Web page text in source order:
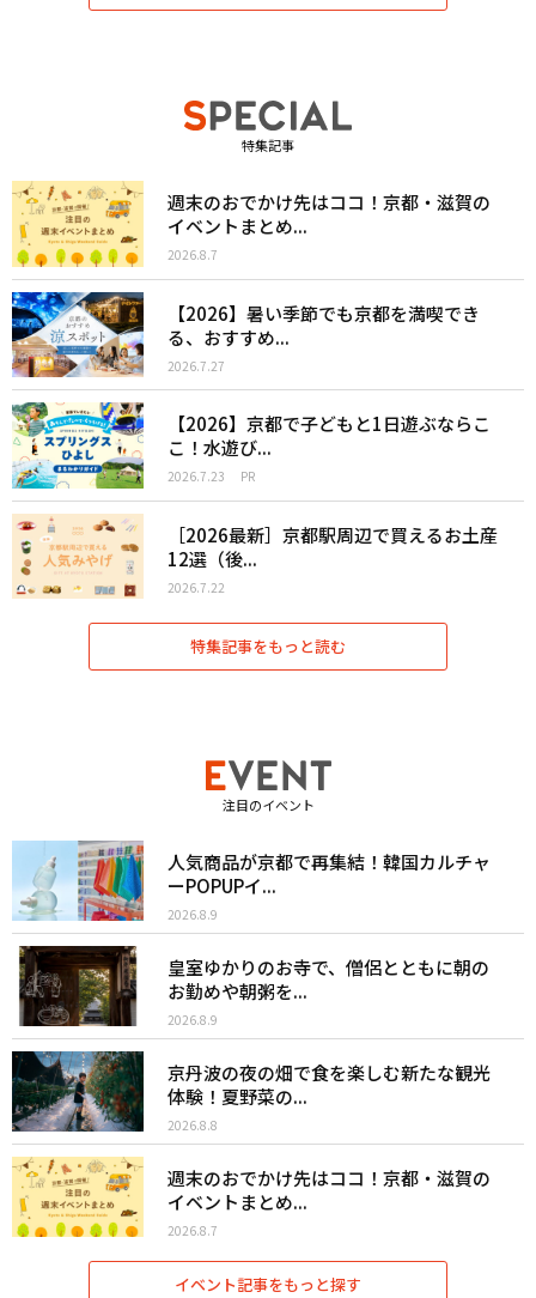
特集記事
週末のおでかけ先はココ！京都・滋賀の
イベントまとめ...
2026.8.7
【2026】暑い季節でも京都を満喫でき
る、おすすめ...
2026.7.27
【2026】京都で子どもと1日遊ぶならこ
こ！水遊び...
2026.7.23 PR
［2026最新］京都駅周辺で買えるお土産
12選（後...
2026.7.22
特集記事をもっと読む
注目のイベント
人気商品が京都で再集結！韓国カルチャ
ーPOPUPイ...
2026.8.9
皇室ゆかりのお寺で、僧侶とともに朝の
お勤めや朝粥を...
2026.8.9
京丹波の夜の畑で食を楽しむ新たな観光
体験！夏野菜の...
2026.8.8
週末のおでかけ先はココ！京都・滋賀の
イベントまとめ...
2026.8.7
イベント記事をもっと探す